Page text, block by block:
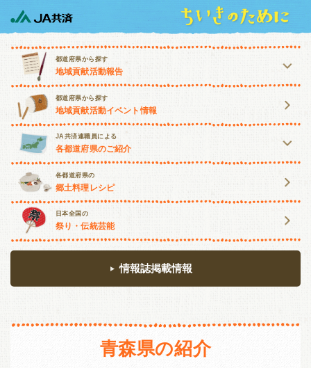
都道府県から探す
地域貢献活動報告
北海道 青森 岩手 宮城
秋田 山形
茨城 栃木 群馬 埼玉
千葉 東京
近畿
都道府県から探す
地域貢献活動イベント情報
JA共済連職員による
各都道府県のご紹介
北海道 青森 岩手 宮城
秋田 山形
関東・甲信越
東海・北陸
各都道府県の
郷土料理レシピ
日本全国の
祭り・伝統芸能
情報誌掲載情報
青森県の紹介